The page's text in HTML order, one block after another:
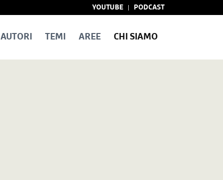
YOUTUBE PODCAST
AUTORI TEMI AREE CHI SIAMO